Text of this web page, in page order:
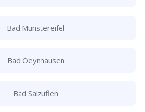
Bad Münstereifel
Bad Oeynhausen
Bad Salzuflen